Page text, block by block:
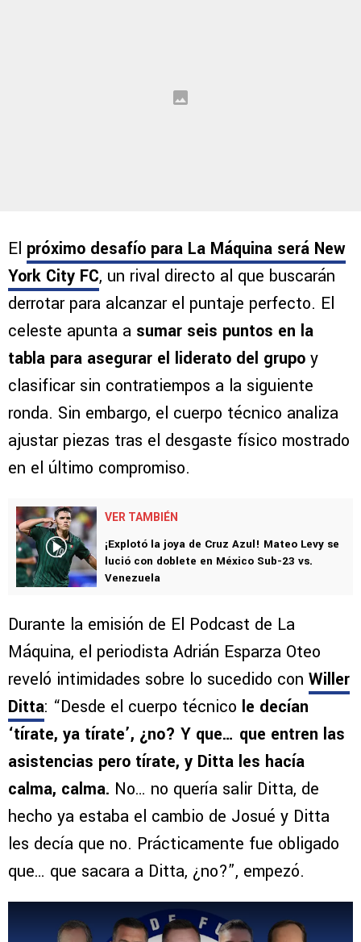
El próximo desafío para La Máquina será New
York City FC, un rival directo al que buscarán
derrotar para alcanzar el puntaje perfecto. El
celeste apunta a sumar seis puntos en la
tabla para asegurar el liderato del grupo y
clasificar sin contratiempos a la siguiente
ronda. Sin embargo, el cuerpo técnico analiza
ajustar piezas tras el desgaste físico mostrado
en el último compromiso.
VER TAMBIÉN
¡Explotó la joya de Cruz Azul! Mateo Levy se
lució con doblete en México Sub-23 vs.
Venezuela
Durante la emisión de El Podcast de La
Máquina, el periodista Adrián Esparza Oteo
reveló intimidades sobre lo sucedido con Willer
Ditta: “Desde el cuerpo técnico le decían
‘tírate, ya tírate’, ¿no? Y que… que entren las
asistencias pero tírate, y Ditta les hacía
calma, calma. No… no quería salir Ditta, de
hecho ya estaba el cambio de Josué y Ditta
les decía que no. Prácticamente fue obligado
que… que sacara a Ditta, ¿no?”, empezó.